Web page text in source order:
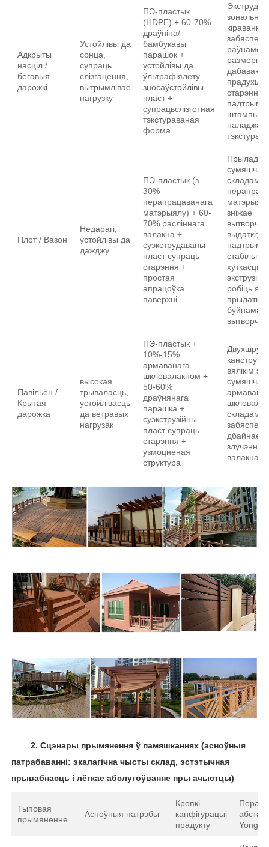
Адкрыты
насціл /
бегавыя
дарожкі
Устойлівы да
сонца,
супраць
слізгацення,
вытрымлівае
нагрузку
ПЭ-пластык
(HDPE) + 60-70%
драўніна/
бамбукавы
парашок +
устойлівы да
ўльтрафіялету
зносаўстойлівы
пласт +
супрацьслізготная
тэкстураваная
форма
Экструдар
дабавак,
старэнне;
штампы з
тэкстурай
Плот / Вазон
Недарагі,
устойлівы да
дажджу
ПЭ-пластык (з
30%
перапрацаванага
матэрыялу) + 60-
70% расліннага
валакна +
суэкструдаваны
пласт супраць
старэння +
простая
апрацоўка
паверхні
Прылада
складамі
зніжае
вытворчыя
выдаткі;
хуткасць
экструзіі,
робіць яго
Павільён /
Крытая
дарожка
высокая
трываласць,
устойлівасць
да ветравых
нагрузак
ПЭ-пластык +
10%-15%
армаванага
шкловалакном +
50-60%
драўнянага
парашка +
суэкструзійны
пласт супраць
старэння +
узмоцненая
структура
вялікім
складамі,
дбайнае
злучэнне
валакна і
2. Сцэнары прымянення ў памяшканнях (асноўныя
патрабаванні: экалагічна чысты склад, эстэтычная
прывабнасць і лёгкае абслугоўванне пры ачыстцы)
Тыповая
прымяненне
Асноўныя патрэбы
Кропкі
канфігурацыі
прадукту
Yongte